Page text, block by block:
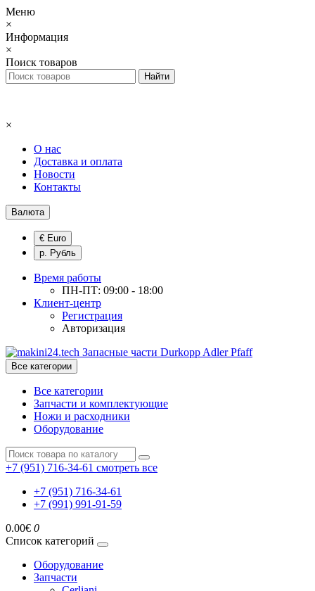
Меню
×
Информация
×
Поиск товаров
×
О нас
Доставка и оплата
Новости
Контакты
Валюта
€ Euro
р. Рубль
Время работы
ПН-ПТ: 09:00 - 18:00
Клиент-центр
Регистрация
Авторизация
Все категории
Все категории
Запчасти и комплектующие
Ножи и расходники
Оборудование
+7 (951) 716-34-61 смотреть все
+7 (951) 716-34-61
+7 (991) 991-91-59
0.00€ 0
Список категорий
Оборудование
Запчасти